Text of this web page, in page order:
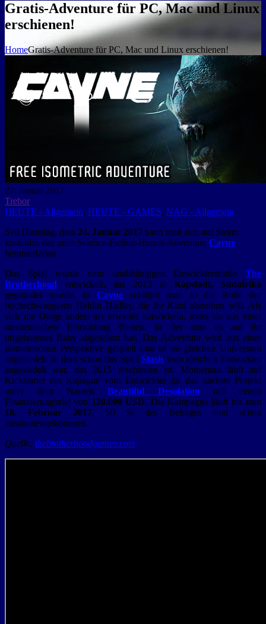
Gratis-Adventure für PC, Mac und Linux
erschienen!
HomeGratis-Adventure für PC, Mac und Linux erschienen!
27. Januar 2017
Trebor
HEUTE - Allgemein, HEUTE - GAMES, NAG - Allgemein
Seit Dienstag, dem 24. Januar 2017 kann man sich auf Steam
kostenlos das neue Science-Fiction-Horror-Adventure Cayne
herunterladen.
Das Spiel wurde vom unabhängigen Entwicklerstudio The
Brotherhood entwickelt, das 2013 inKapstadt, Südafrika
gegründet wurde. InCayne schlüpft man in die Rolle der
hochschwangeren Heldin Hadley, die ihr Kind abtreiben will. Als
sich die Dinge anders als erwartet entwickeln, muss sie aus einer
medizinischen Einrichtung fliehen, in der man es auf ihr
ungeborenes Baby abgesehen hat. Das Adventure wird aus einer
isometrischen Perspektive gespielt und ist im gleichen Universum
angesiedelt, in dem schon das Spiel Stasis vom gleichen Entwickler
angesiedelt war, das 2015 erschienen ist. Momentan läuft auf
Kickstarter ein Kapagne vom Entwickler für das nächste Projekt
unter dem Namen Beautiful Desolation mit einem
Finanzierungsziel von 120.000 USD. Die Kampagne läuft bis zum
18. Februar 2017, 50 % des Betrages sind schon
zusammengekommen.
Quelle: thebrotherhoodgames.com